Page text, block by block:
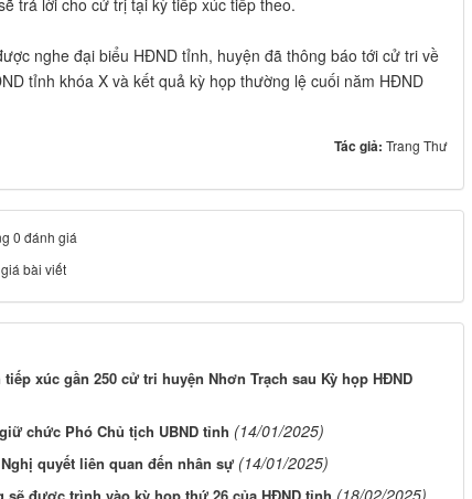
trả lời cho cử trị tại kỳ tiếp xúc tiếp theo.
nghe đại biểu HĐND tỉnh, huyện đã thông báo tới cử tri về
tỉnh khóa X và kết quả kỳ họp thường lệ cuối năm HĐND
Tác giả: Trang Thư
0 đánh giá
bài viết
xúc gần 250 cử tri huyện Nhơn Trạch sau Kỳ họp HĐND
chức Phó Chủ tịch UBND tỉnh (14/01/2025)
quyết liên quan đến nhân sự (14/01/2025)